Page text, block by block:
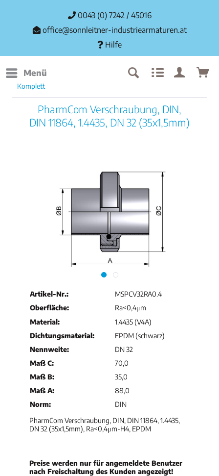
0043 (0) 7242 / 45016
office@sonnleitner-industriearmaturen.at
Hilfe
Menü
Komplett
PharmCom Verschraubung, DIN,
DIN 11864, 1.4435, DN 32 (35x1,5mm)
Artikel-Nr.:
MSPCV32RA0.4
Oberfläche:
Ra<0,4μm
Material:
1.4435 (V4A)
Dichtungsmaterial:
EPDM (schwarz)
Nennweite:
DN 32
Maß C:
70,0
Maß B:
35,0
Maß A:
88,0
Norm:
DIN
PharmCom Verschraubung, DIN, DIN 11864, 1.4435,
DN 32 (35x1,5mm), Ra<0,4μm-H4, EPDM
Preise werden nur für angemeldete Benutzer
nach Freischaltung des Kunden angezeigt!